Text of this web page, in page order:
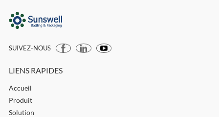
SUIVEZ-NOUS
LIENS RAPIDES
Accueil
Produit
Solution